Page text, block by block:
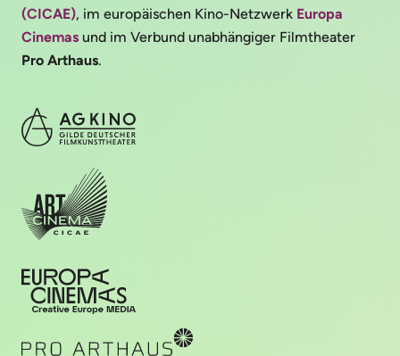
(CICAE), im europäischen Kino-Netzwerk Europa
Cinemas und im Verbund unabhängiger Filmtheater
Pro Arthaus.